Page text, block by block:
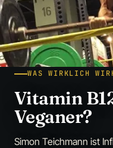
WAS WIRKLICH
Vitamin
Veganer?
Simon Teichmann ist